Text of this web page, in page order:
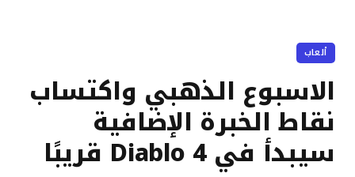
ألعاب
الاسبوع الذهبي واكتساب
نقاط الخبرة الإضافية
سيبدأ في Diablo 4 قريبًا